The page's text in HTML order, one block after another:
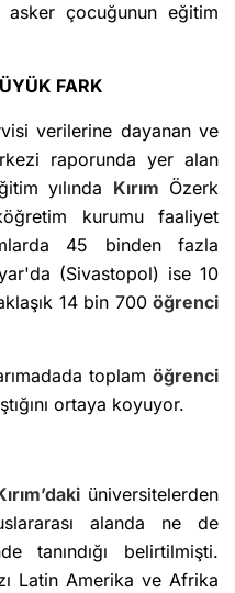
asker çocuğunun eğitim
FARK
verilerine dayanan ve
raporunda yer alan
yılında Kırım Özerk
kurumu faaliyet
45 binden fazla
(Sivastopol) ise 10
14 bin 700 öğrenci
toplam öğrenci
ortaya koyuyor.
üniversitelerden
alanda ne de
tanındığı belirtilmişti.
Latin Amerika ve Afrika